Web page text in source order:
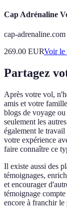
Cap Adrénaline
cap-adrenaline.com
269.00 EURVoir le
Partagez
Après votre vol,
amis et votre
blogs de voyage
seulement les
également le
votre expérience
faire connaître ce
Il existe aussi des
témoignages,
et encourager
témoignage
encore à franchir le